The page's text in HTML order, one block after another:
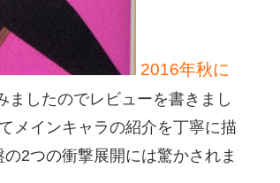
2016年秋に
したのでレビューを書きまし
メインキャラの紹介を丁寧に描
2つの衝撃展開には驚かされま